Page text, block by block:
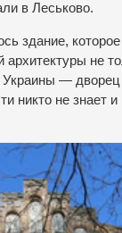
в Леськово.
здание,
не
—
никто не знает и